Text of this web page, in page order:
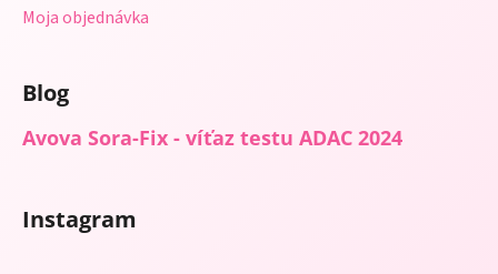
Moja objednávka
Blog
Avova Sora-Fix - víťaz testu ADAC 2024
Instagram